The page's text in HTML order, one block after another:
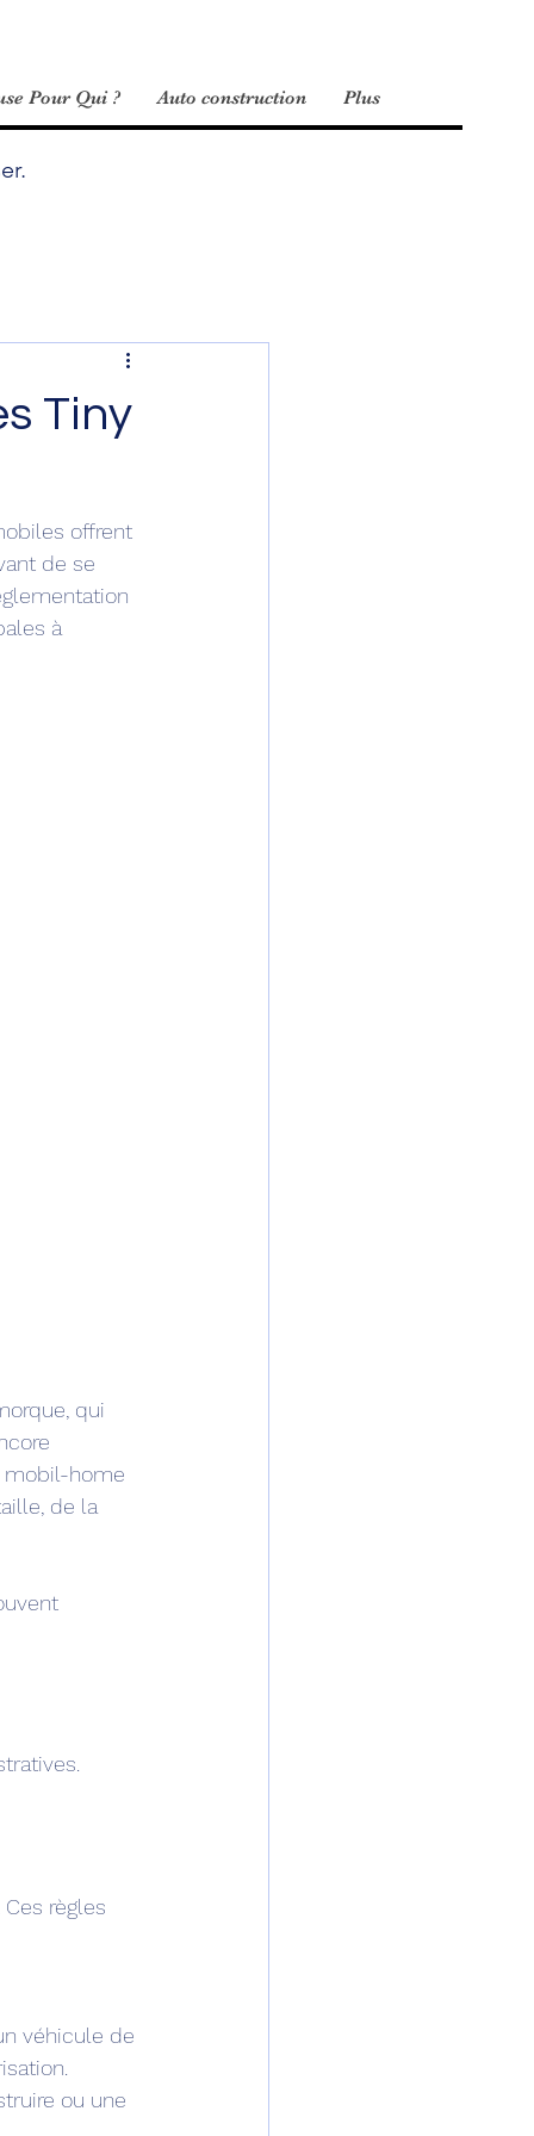
Pour Qui ? Auto construction Plus
Tiny
offrent
de se
à
qui
mobil-home
de la
règles